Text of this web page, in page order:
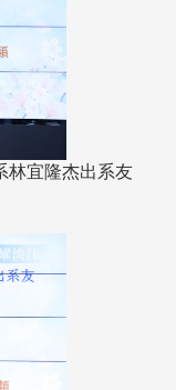
林宜隆杰出系友